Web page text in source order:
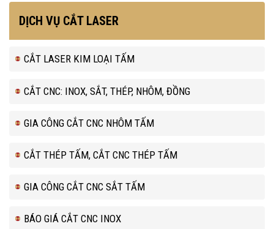
DỊCH VỤ CẮT LASER
CẮT LASER KIM LOẠI TẤM
CẮT CNC: INOX, SẮT, THÉP, NHÔM, ĐỒNG
GIA CÔNG CẮT CNC NHÔM TẤM
CẮT THÉP TẤM, CẮT CNC THÉP TẤM
GIA CÔNG CẮT CNC SẮT TẤM
BÁO GIÁ CẮT CNC INOX